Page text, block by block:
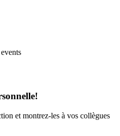
et montrez-les à vos collègues